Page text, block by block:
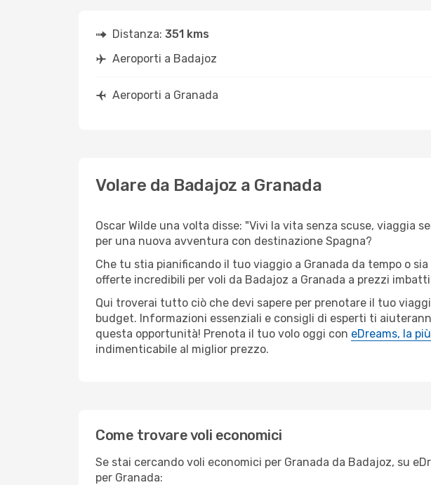
Distanza: 351 kms
Aeroporti a Badajoz
Aeroporti a Granada
Volare da Badajoz a Granada
Oscar Wilde una volta disse: "Vivi la vita senza scuse, viaggia
per una nuova avventura con destinazione Spagna?
Che tu stia pianificando il tuo viaggio a Granada da tempo o
offerte incredibili per voli da Badajoz a Granada a prezzi
Qui troverai tutto ciò che devi sapere per prenotare il tuo
budget. Informazioni essenziali e consigli di esperti ti
questa opportunità! Prenota il tuo volo oggi con eDreams, la
indimenticabile al miglior prezzo.
Come trovare voli economici
Se stai cercando voli economici per Granada da Badajoz, su
per Granada: